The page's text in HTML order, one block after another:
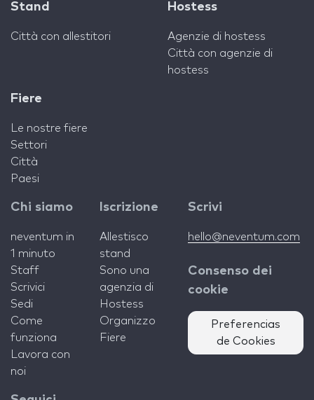
Stand
Città con allestitori
Hostess
Agenzie di hostess
Città con agenzie di
hostess
Fiere
Le nostre fiere
Settori
Città
Paesi
Chi siamo
neventum in
1 minuto
Staff
Scrivici
Sedi
Come
funziona
Lavora con
noi
Iscrizione
Allestisco
stand
Sono una
agenzia di
Hostess
Organizzo
Fiere
Scrivi
hello@neventum.com
Consenso dei
cookie
Preferencias
de Cookies